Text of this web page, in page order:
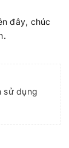
đây, chúc
sử dụng